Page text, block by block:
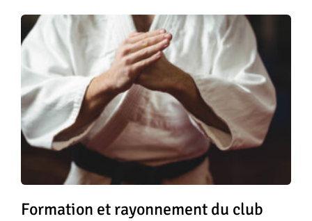
Formation et rayonnement du club